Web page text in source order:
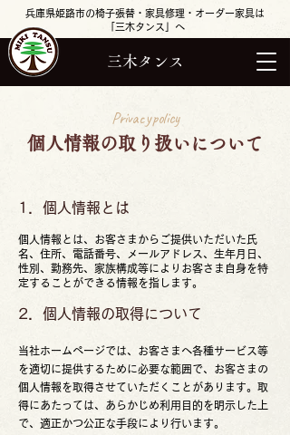
三木タンス
兵庫県姫路市の椅子張替・家具修理・オーダー家具は
「三木タンス」へ
Privacypolicy
個人情報の取り扱いについて
1．個人情報とは
個人情報とは、お客さまからご提供いただいた氏
名、住所、電話番号、メールアドレス、生年月日、
性別、勤務先、家族構成等によりお客さま自身を特
定することができる情報を指します。
2．個人情報の取得について
当社ホームページでは、お客さまへ各種サービス等
を適切に提供するために必要な範囲で、お客さまの
個人情報を取得させていただくことがあります。取
得にあたっては、あらかじめ利用目的を明示した上
で、適正かつ公正な手段により行います。